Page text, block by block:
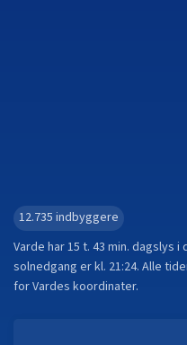
12.735 indbyggere
Varde har15 t. 43 min. dagslys i
solnedgang er kl. 21:24. Alle
forVardes koordinater.